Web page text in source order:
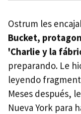
Ostrum les
Bucket,
'Charlie y la
preparando. Le
leyendo
Meses después,
Nueva York para